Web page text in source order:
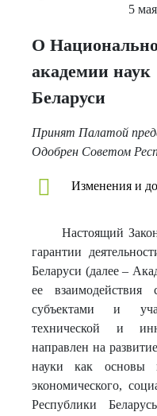
5
О
академии наук
Беларуси
Принят Палатой
Одобрен Советом
Изменения и
Настоящий
гарантии
Беларуси (далее –
ее взаимодействия
субъектами и
технической и
направлен на
науки как основы
экономического,
Республики